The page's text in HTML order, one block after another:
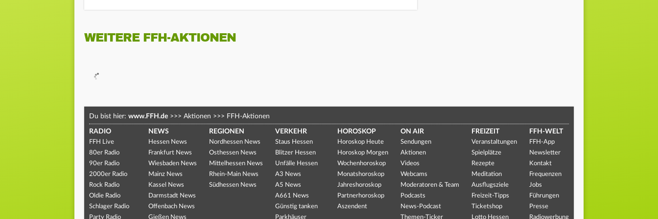
WEITERE FFH-AKTIONEN
Du bist hier: www.FFH.de >>> Aktionen >>> FFH-Aktionen
RADIO
FFH Live
80er Radio
90er Radio
2000er Radio
Rock Radio
Oldie Radio
Schlager Radio
Party Radio
NEWS
Hessen News
Frankfurt News
Wiesbaden News
Mainz News
Kassel News
Darmstadt News
Offenbach News
Gießen News
REGIONEN
Nordhessen News
Osthessen News
Mittelhessen News
Rhein-Main News
Südhessen News
VERKEHR
Staus Hessen
Blitzer Hessen
Unfälle Hessen
A3 News
A5 News
A661 News
Günstig tanken
Parkhäuser
HOROSKOP
Horoskop Heute
Horoskop Morgen
Wochenhoroskop
Monatshoroskop
Jahreshoroskop
Partnerhoroskop
Aszendent
ON AIR
Sendungen
Aktionen
Videos
Webcams
Moderatoren & Team
Podcasts
News-Podcast
Themen-Ticker
FREIZEIT
Veranstaltungen
Spielplätze
Rezepte
Meditation
Ausflugsziele
Freizeit-Tipps
Ticketshop
Lotto Hessen
FFH-WELT
FFH-App
Newsletter
Kontakt
Frequenzen
Jobs
Führungen
Presse
Radiowerbung